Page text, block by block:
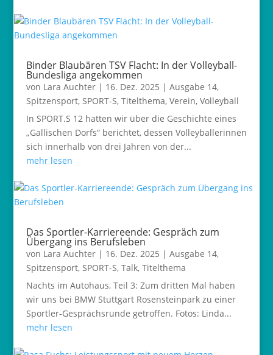
Binder Blaubären TSV Flacht: In der Volleyball-
Bundesliga angekommen
von Lara Auchter| 16. Dez. 2025 | Ausgabe 14,
Spitzensport, SPORT-S, Titelthema, Verein, Volleyball
In SPORT.S 12 hatten wir über die Geschichte eines
„Gallischen Dorfs“ berichtet, dessen Volleyballerinnen
sich innerhalb von drei Jahren von der...
mehr lesen
Das Sportler-Karriereende: Gespräch zum
Übergang ins Berufsleben
von Lara Auchter| 16. Dez. 2025 | Ausgabe 14,
Spitzensport, SPORT-S, Talk, Titelthema
Nachts im Autohaus, Teil 3: Zum dritten Mal haben
wir uns bei BMW Stuttgart Rosensteinpark zu einer
Sportler-Gesprächsrunde getroffen. Fotos: Linda...
mehr lesen